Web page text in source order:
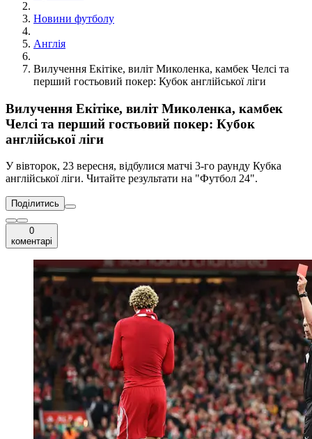
Новини футболу
Англія
Вилучення Екітіке, виліт Миколенка, камбек Челсі та
перший гостьовий покер: Кубок англійської ліги
Вилучення Екітіке, виліт Миколенка, камбек
Челсі та перший гостьовий покер: Кубок
англійської ліги
У вівторок, 23 вересня, відбулися матчі 3-го раунду Кубка
англійської ліги. Читайте результати на "Футбол 24".
Поділитись
0
коментарі